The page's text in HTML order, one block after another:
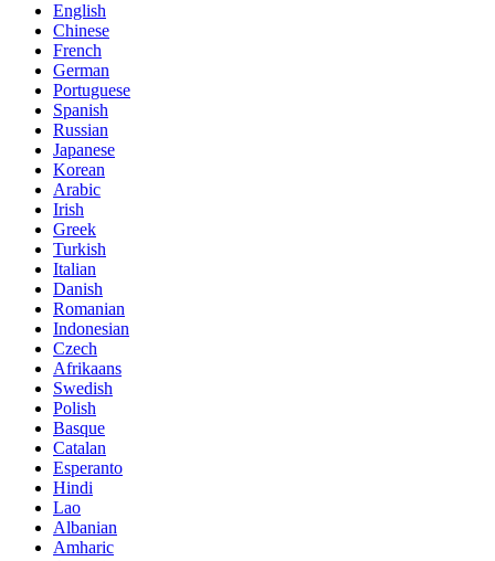
English
Chinese
French
German
Portuguese
Spanish
Russian
Japanese
Korean
Arabic
Irish
Greek
Turkish
Italian
Danish
Romanian
Indonesian
Czech
Afrikaans
Swedish
Polish
Basque
Catalan
Esperanto
Hindi
Lao
Albanian
Amharic